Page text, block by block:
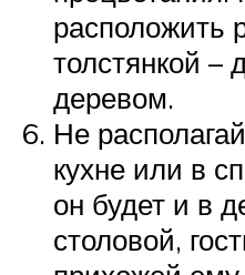
расположить
толстянкой –
деревом.
Не
кухне или в
он будет и в
столовой,